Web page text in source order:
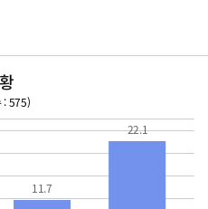
15 토 ~ 2026. 08. 21 금
체공휴일
: 575)
11.7
22.1